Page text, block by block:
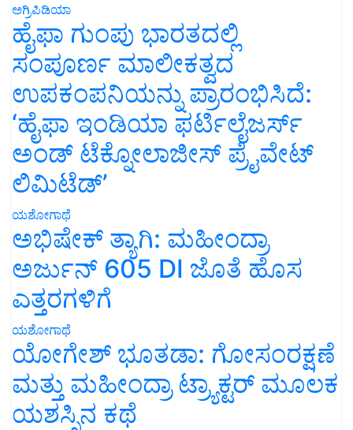
ಅಗ್ರಿಪಿಡಿಯಾ
ಹೈಫಾ ಗುಂಪು ಭಾರತದಲ್ಲಿ
ಸಂಪೂರ್ಣ ಮಾಲೀಕತ್ವದ
ಉಪಕಂಪನಿಯನ್ನು ಪ್ರಾರಂಭಿಸಿದೆ:
‘ಹೈಫಾ ಇಂಡಿಯಾ ಫರ್ಟಿಲೈಜರ್ಸ್
ಅಂಡ್ ಟೆಕ್ನೋಲಾಜೀಸ್ ಪ್ರೈವೇಟ್
ಲಿಮಿಟೆಡ್’
ಯಶೋಗಾಥೆ
ಅಭಿಷೇಕ್ ತ್ಯಾಗಿ: ಮಹೀಂದ್ರಾ
ಅರ್ಜುನ್ 605 DI ಜೊತೆ ಹೊಸ
ಎತ್ತರಗಳಿಗೆ
ಯಶೋಗಾಥೆ
ಯೋಗೇಶ್ ಭೂತಡಾ: ಗೋಸಂರಕ್ಷಣೆ
ಮತ್ತು ಮಹೀಂದ್ರಾ ಟ್ರ್ಯಾಕ್ಟರ್ ಮೂಲಕ
ಯಶಸ್ಸಿನ ಕಥೆ